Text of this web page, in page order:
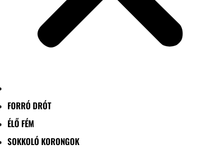
FORRÓ DRÓT
ÉLŐ FÉM
SOKKOLÓ KORONGOK